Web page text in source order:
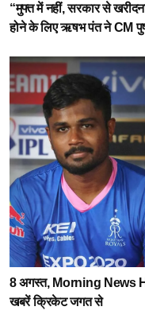
“मुफ्त में नहीं, सरकार से
होने के लिए ऋषभ पंत ने CM
8 अगस्त, Morning News
खबरें क्रिकेट जगत से